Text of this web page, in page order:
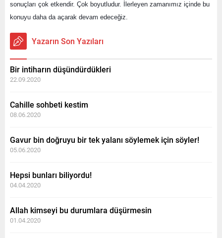
sonuçları çok etkendir. Çok boyutludur. İlerleyen zamanımız içinde bu
konuyu daha da açarak devam edeceğiz.
Yazarın Son Yazıları
Bir intiharın düşündürdükleri
22.09.2020
Cahille sohbeti kestim
08.06.2020
Gavur bin doğruyu bir tek yalanı söylemek için söyler!
05.06.2020
Hepsi bunları biliyordu!
04.04.2020
Allah kimseyi bu durumlara düşürmesin
01.04.2020